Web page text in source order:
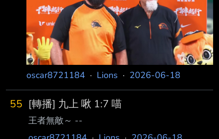
oscar8721184 · Lions · 2026-06-18
55 [轉播] 九上 啾 1:7 喵
王者無敵～ --